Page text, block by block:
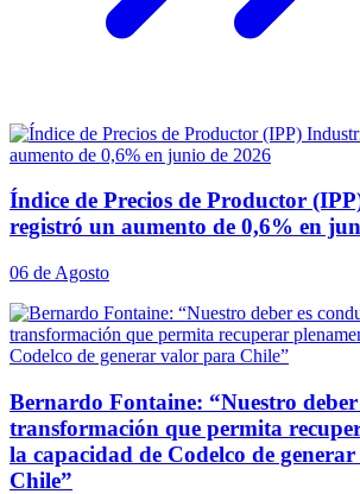
Índice de Precios de Productor
registró un aumento de 0,6% en
06 de Agosto
Bernardo Fontaine: “Nuestro
transformación que permita
la capacidad de Codelco de
Chile”